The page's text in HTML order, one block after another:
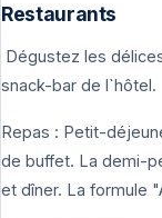
Restaurants
Dégustez les
snack-bar de l`hôtel.
Repas : Petit-
de buffet. La demi-
et dîner. La formule